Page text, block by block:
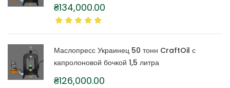
₴134,000.00
Маслопресс Украинец 50 тонн CraftOil с
капролоновой бочкой 1,5 литра
₴126,000.00